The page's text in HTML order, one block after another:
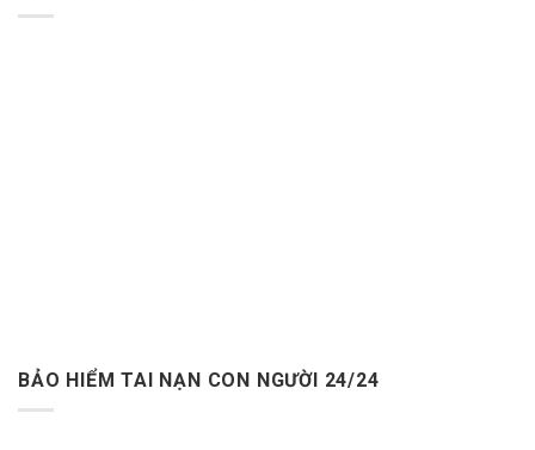
BẢO HIỂM TAI NẠN CON NGƯỜI 24/24